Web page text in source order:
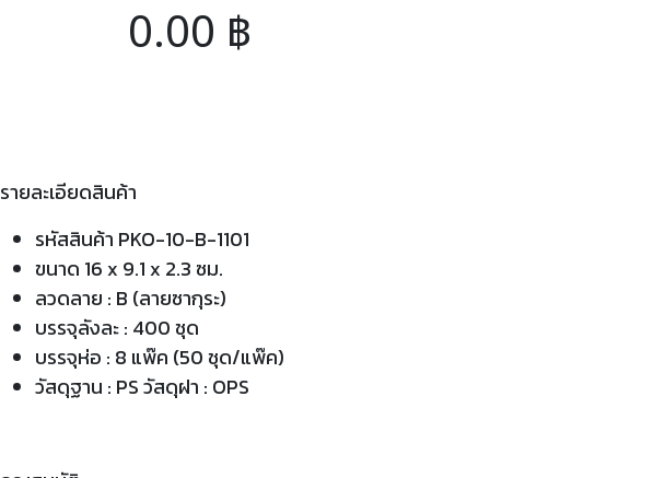
0.00 ฿
รายละเอียดสินค้า
รหัสสินค้า PKO-10-B-1101
ขนาด 16 x 9.1 x 2.3 ซม.
ลวดลาย : B (ลายซากุระ)
บรรจุลังละ : 400 ชุด
บรรจุห่อ : 8 แพ๊ค (50 ชุด/แพ๊ค)
วัสดุฐาน : PS วัสดุฝา : OPS